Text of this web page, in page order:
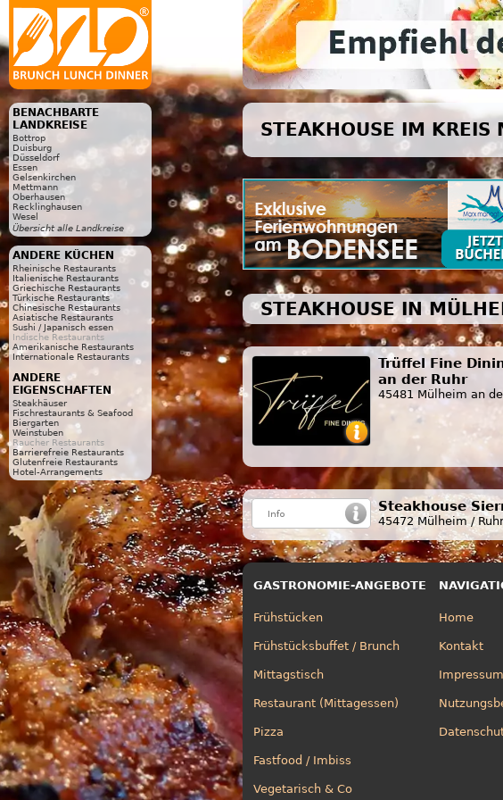
BENACHBARTE
LANDKREISE
Bottrop
Duisburg
Düsseldorf
Essen
Gelsenkirchen
Mettmann
Oberhausen
Recklinghausen
Wesel
Übersicht alle Landkreise
ANDERE KÜCHEN
Rheinische Restaurants
Italienische Restaurants
Griechische Restaurants
Türkische Restaurants
Chinesische Restaurants
Asiatische Restaurants
Sushi / Japanisch essen
Indische Restaurants
Amerikanische Restaurants
Internationale Restaurants
ANDERE
EIGENSCHAFTEN
Steakhäuser
Fischrestaurants & Seafood
Biergarten
Weinstuben
Raucher Restaurants
Barrierefreie Restaurants
Glutenfreie Restaurants
Hotel-Arrangements
STEAKHOUSE IM KREIS
STEAKHOUSE IN
Trüffel Fine
an der Ruhr
45481 Mülheim an
Steakhouse
45472 Mülheim / Ruhr
GASTRONOMIE-ANGEBOTE
Frühstücken
Frühstücksbuffet / Brunch
Mittagstisch
Restaurant (Mittagessen)
Pizza
Fastfood / Imbiss
Vegetarisch & Co
Home
Kontakt
Impressum